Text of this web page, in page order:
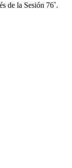
de la Sesión 76˚.